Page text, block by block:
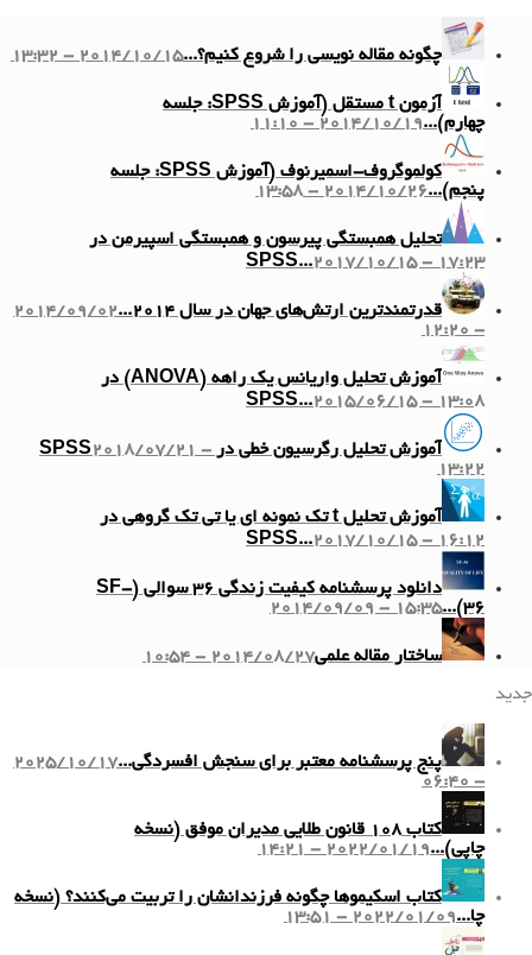
چگونه مقاله نویسی را شروع کنیم؟...2014/10/15 - 13:32
آزمون t مستقل (آموزش SPSS: جلسه
چهارم)...2014/10/19 - 11:10
کولموگروف-اسمیرنوف (آموزش SPSS: جلسه
پنجم)...2014/10/26 - 13:58
تحلیل همبستگی پیرسون و همبستگی اسپیرمن در
SPSS...2017/10/15 - 17:23
قدرتمندترین ارتش‌های جهان در سال ۲۰۱۴...
2014/09/02
- 12:20
آموزش تحلیل واریانس یک راهه (ANOVA) در
SPSS...2015/06/15 - 13:08
آموزش تحلیل رگرسیون خطی در SPSS2018/07/21 -
13:22
آموزش تحلیل t تک نمونه ای یا تی تک گروهی در
SPSS...2017/10/15 - 16:12
دانلود پرسشنامه کیفیت زندگی ۳۶ سوالی (SF-
36)...
2014/09/09 - 15:35
ساختار مقاله علمی2014/08/27 - 10:54
جدید
پنج پرسشنامه معتبر برای سنجش افسردگی...2025/10/17
- 06:40
کتاب ۱۰۸ قانون طلایی مدیران موفق (نسخه
چاپی)...2022/01/19 - 14:21
کتاب اسکیموها چگونه فرزندانشان را تربیت می‌کنند؟ (نسخه
چا...2022/01/09 - 13:51